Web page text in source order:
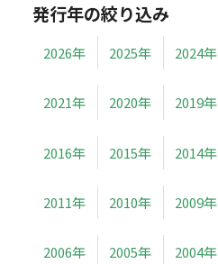
発行年の絞り込み
2026年 2025年 2024年
2021年 2020年 2019年
2016年 2015年 2014年
2011年 2010年 2009年
2006年 2005年 2004年